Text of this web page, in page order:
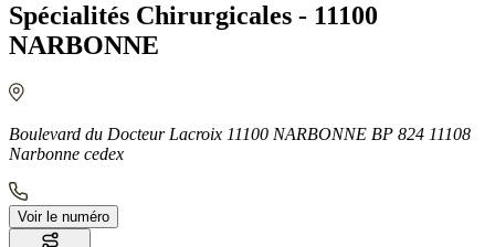
Spécialités Chirurgicales - 11100
NARBONNE
Boulevard du Docteur Lacroix 11100 NARBONNE BP 824 11108
Narbonne cedex
Voir le numéro